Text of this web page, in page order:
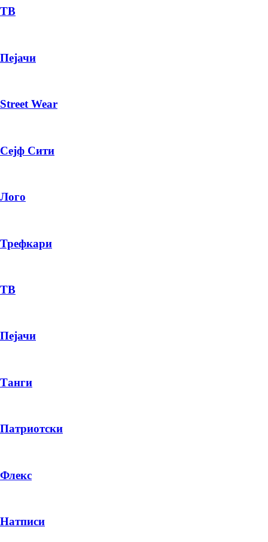
ПЛАТИ ПРИ ДОСТАВА ВО КЕШ
ТВ
Пејачи
Street Wear
Сејф Сити
Лого
Трефкари
ТВ
Пејачи
Танги
Патриотски
Флекс
Натписи